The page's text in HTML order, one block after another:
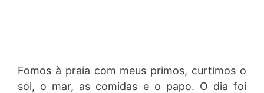
Fomos à praia com meus primos, curtimos o
sol, o mar, as comidas e o papo. O dia foi